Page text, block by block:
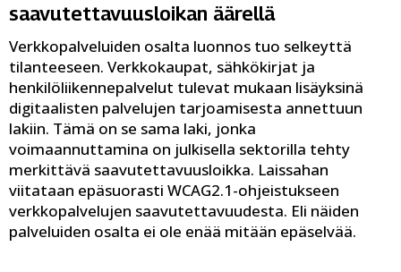
saavutettavuusloikan äärellä
Verkkopalveluiden osalta luonnos tuo selkeyttä
tilanteeseen. Verkkokaupat, sähkökirjat ja
henkilöliikennepalvelut tulevat mukaan lisäyksinä
digitaalisten palvelujen tarjoamisesta annettuun
lakiin. Tämä on se sama laki, jonka
voimaannuttamina on julkisella sektorilla tehty
merkittävä saavutettavuusloikka. Laissahan
viitataan epäsuorasti WCAG2.1-ohjeistukseen
verkkopalvelujen saavutettavuudesta. Eli näiden
palveluiden osalta ei ole enää mitään epäselvää.